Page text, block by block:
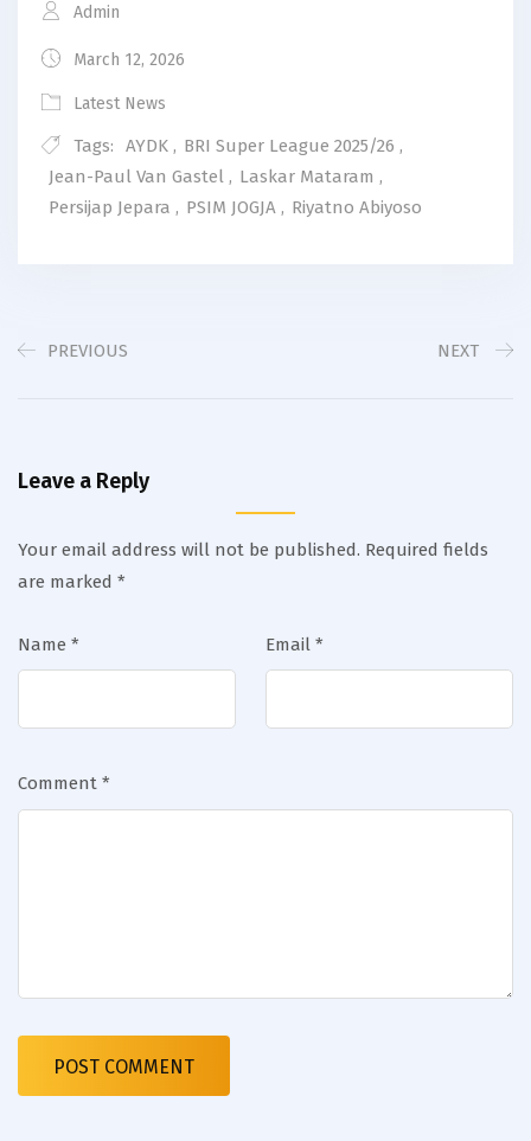
Admin
March 12, 2026
Latest News
Tags: AYDK , BRI Super League 2025/26 ,
Jean-Paul Van Gastel , Laskar Mataram ,
Persijap Jepara , PSIM JOGJA , Riyatno Abiyoso
PREVIOUS NEXT
Leave a Reply
Your email address will not be published. Required fields
are marked *
Name * Email *
Comment *